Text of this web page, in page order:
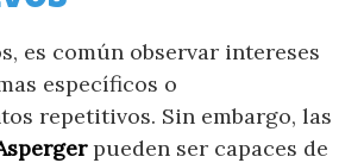
es común observar intereses
específicos o
repetitivos. Sin embargo, las
pueden ser capaces de